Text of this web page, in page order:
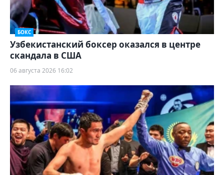
БОКС
Узбекистанский боксер оказался в центре
скандала в США
06 августа 2026 16:02